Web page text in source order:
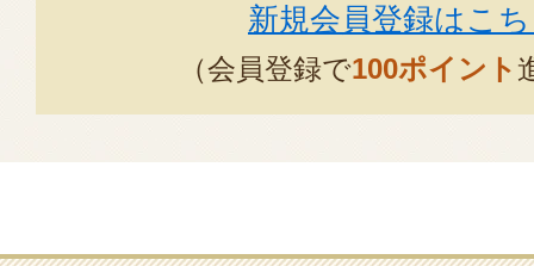
新規会員登録はこ
（会員登録で100ポイント